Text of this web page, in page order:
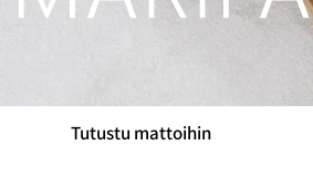
Tutustu mattoihin